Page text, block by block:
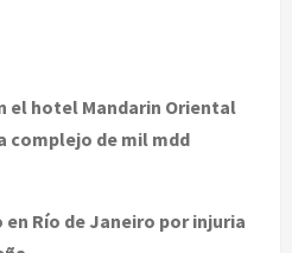
el hotel Mandarin Oriental
complejo de mil mdd
Río de Janeiro por injuria